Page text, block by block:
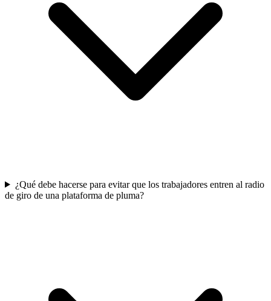
¿Qué debe hacerse para evitar que los trabajadores entren al radio
de giro de una plataforma de pluma?